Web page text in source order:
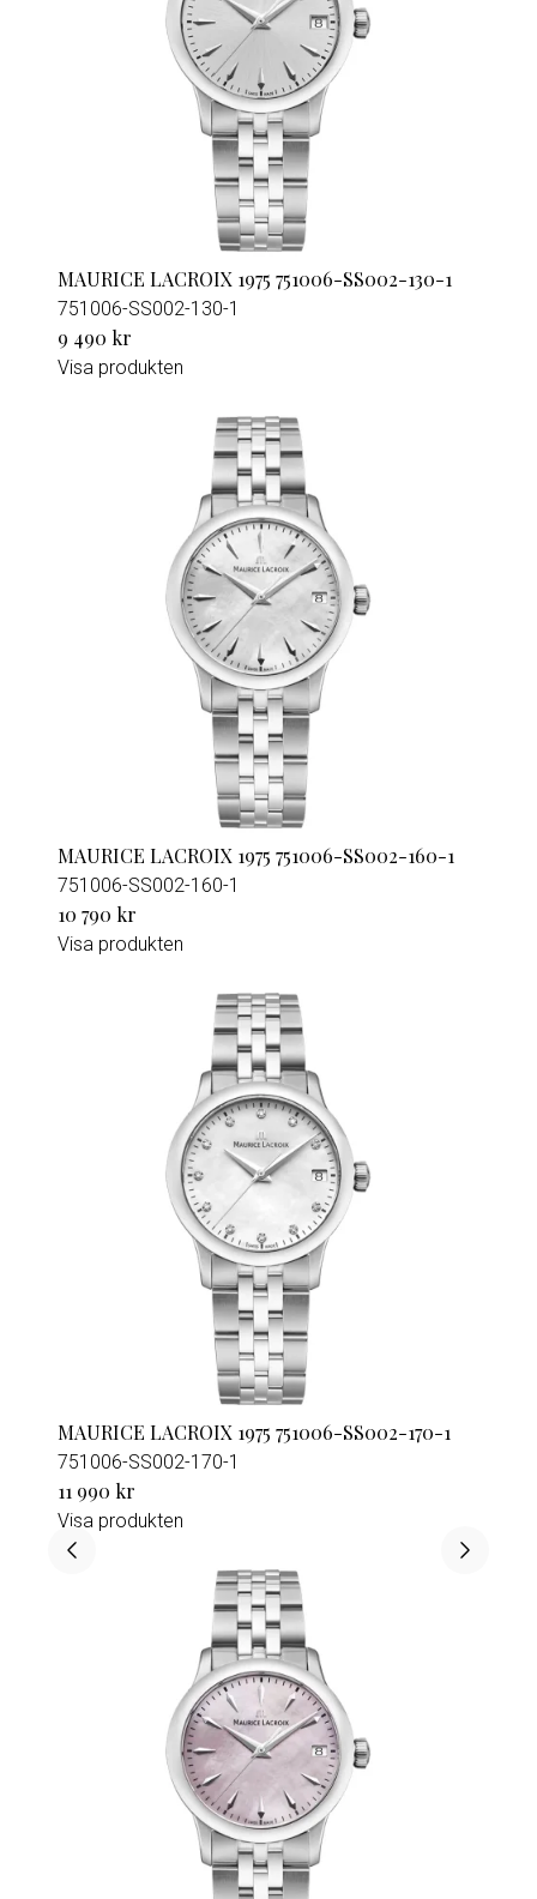
MAURICE LACROIX 1975 751006-SS002-130-1
751006-SS002-130-1
9 490 kr
Visa produkten
MAURICE LACROIX 1975 751006-SS002-160-1
751006-SS002-160-1
10 790 kr
Visa produkten
MAURICE LACROIX 1975 751006-SS002-170-1
751006-SS002-170-1
11 990 kr
Visa produkten